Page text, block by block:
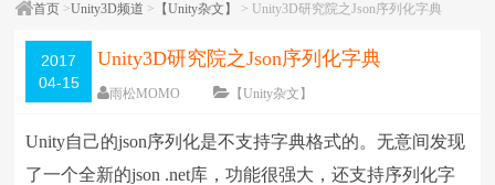
首页 >Unity3D频道 > 【Unity杂文】 > Unity3D研究院之Json序列化字典
2017
04-15
Unity3D研究院之Json序列化字典
雨松MOMO
【Unity杂文】
编辑日期：2017-04-15 字体：大中小
Unity自己的json序列化是不支持字典格式的。无意间发现
了一个全新的json .net库，功能很强大，还支持序列化字